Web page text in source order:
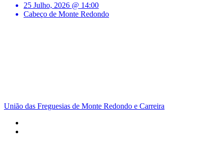
25 Julho, 2026 @ 14:00
Cabeço de Monte Redondo
União das Freguesias de Monte Redondo e Carreira